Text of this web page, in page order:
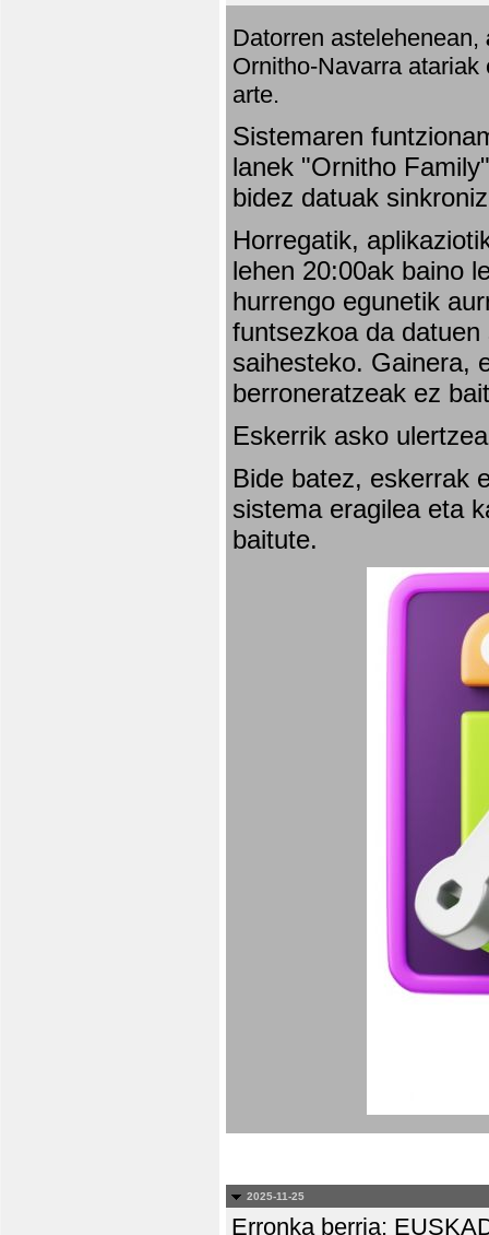
Datorren astelehenean,
Ornitho-Navarra
arte.
Sistemaren
lanek "Ornitho
bidez datuak
Horregatik,
lehen 20:00ak baino
hurrengo egunetik
funtsezkoa da
saihesteko. Gainera,
berroneratzeak ez
Eskerrik asko
Bide batez, eskerrak
sistema eragilea eta
baitute.
2025-11-25
Erronka berria: